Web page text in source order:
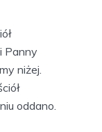
Panny
niżej.
oddano.